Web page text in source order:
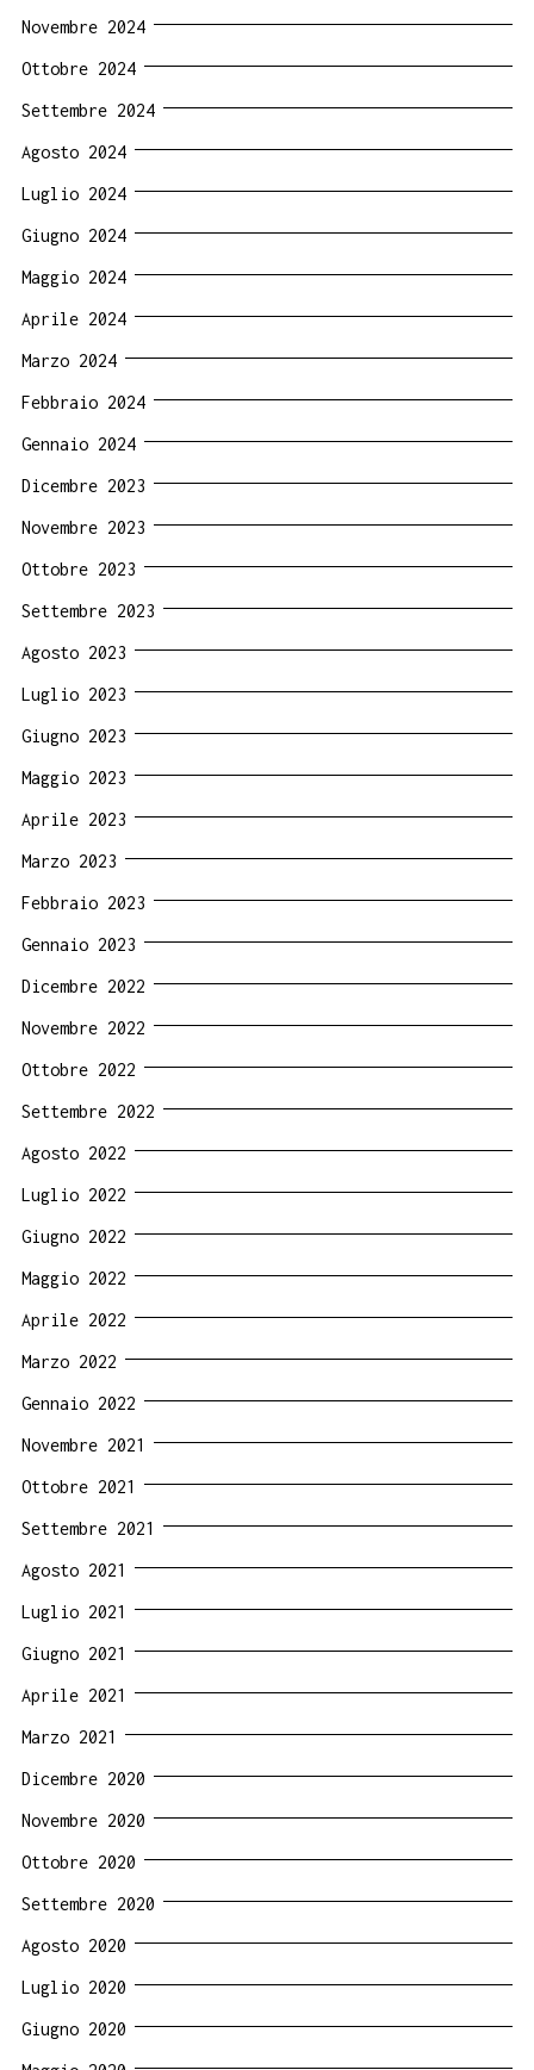
Novembre 2024
Ottobre 2024
Settembre 2024
Agosto 2024
Luglio 2024
Giugno 2024
Maggio 2024
Aprile 2024
Marzo 2024
Febbraio 2024
Gennaio 2024
Dicembre 2023
Novembre 2023
Ottobre 2023
Settembre 2023
Agosto 2023
Luglio 2023
Giugno 2023
Maggio 2023
Aprile 2023
Marzo 2023
Febbraio 2023
Gennaio 2023
Dicembre 2022
Novembre 2022
Ottobre 2022
Settembre 2022
Agosto 2022
Luglio 2022
Giugno 2022
Maggio 2022
Aprile 2022
Marzo 2022
Gennaio 2022
Novembre 2021
Ottobre 2021
Settembre 2021
Agosto 2021
Luglio 2021
Giugno 2021
Aprile 2021
Marzo 2021
Dicembre 2020
Novembre 2020
Ottobre 2020
Settembre 2020
Agosto 2020
Luglio 2020
Giugno 2020